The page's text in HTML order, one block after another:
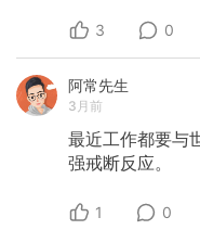
3 0
阿常先生
3月前
最近工作都要与
强戒断反应。
1 0